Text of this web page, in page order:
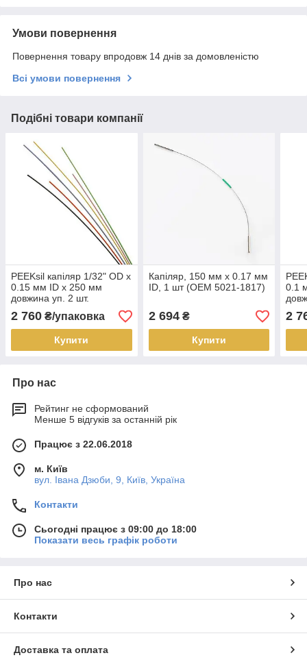
Умови повернення
Повернення товару впродовж 14 днів за домовленістю
Всі умови повернення
Подібні товари компанії
PEEKsil капіляр 1/32" OD x
0.15 мм ID x 250 мм
довжина уп. 2 шт.
2 760 ₴/упаковка
Купити
Капіляр, 150 мм x 0.17 мм
ID, 1 шт (OEM 5021-1817)
2 694₴
Купити
0.1
2
Про нас
Рейтинг не сформований
Менше 5 відгуків за останній рік
Працює з 22.06.2018
м. Київ
вул. Івана Дзюби, 9, Київ, Україна
Контакти
Сьогодні працює з 09:00 до 18:00
Показати весь графік роботи
Про нас
Контакти
Доставка та оплата